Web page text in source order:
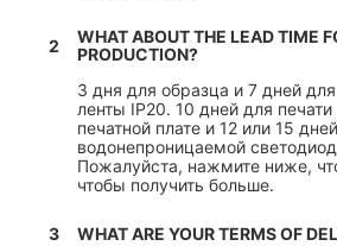
2
WHAT ABOUT THE LEAD TIME
PRODUCTION?
3 дня для образца и 7 дней
ленты IP20. 10 дней для печати
печатной плате и 12 или 15
водонепроницаемой
Пожалуйста, нажмите ниже,
чтобы получить больше.
3
WHAT ARE YOUR TERMS OF